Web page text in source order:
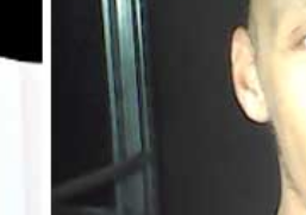
1 month ago